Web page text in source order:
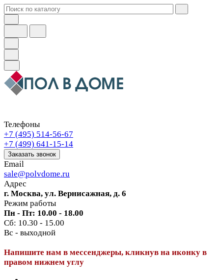
Телефоны
+7 (495) 514-56-67
+7 (499) 641-15-14
Заказать звонок
Email
sale@polvdome.ru
Адрес
г. Москва, ул. Вернисажная, д. 6
Режим работы
Пн - Пт: 10.00 - 18.00
Сб: 10.30 - 15.00
Вс - выходной
Напишите нам в мессенджеры, кликнув на иконку в
правом нижнем углу